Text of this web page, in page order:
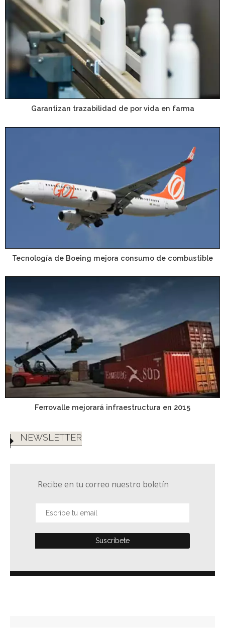
Garantizan trazabilidad de por vida en farma
Tecnología de Boeing mejora consumo de combustible
Ferrovalle mejorará infraestructura en 2015
NEWSLETTER
Recibe en tu correo nuestro boletín